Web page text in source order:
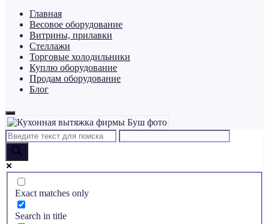
Главная
Весовое оборудование
Витрины, прилавки
Стеллажи
Торговые холодильники
Куплю оборудование
Продам оборудование
Блог
Exact matches only
Search in title